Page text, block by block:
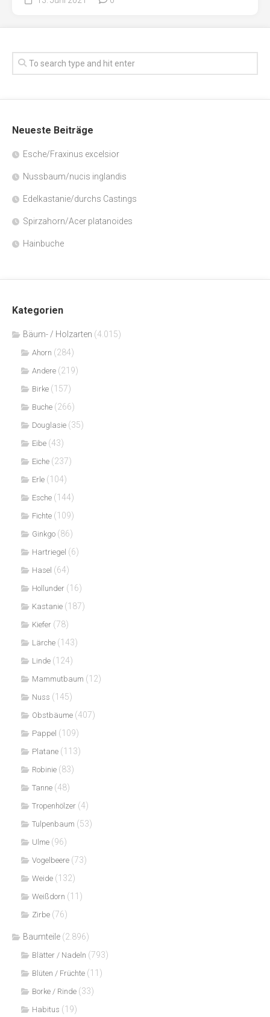
Neueste Beiträge
Esche/Fraxinus excelsior
Nussbaum/nucis inglandis
Edelkastanie/durchs Castings
Spirzahorn/Acer platanoides
Hainbuche
Kategorien
Bäum- / Holzarten (4.015)
Ahorn (284)
Andere (219)
Birke (157)
Buche (266)
Douglasie (35)
Eibe (43)
Eiche (237)
Erle (104)
Esche (144)
Fichte (109)
Ginkgo (86)
Hartriegel (6)
Hasel (64)
Hollunder (16)
Kastanie (187)
Kiefer (78)
Lärche (143)
Linde (124)
Mammutbaum (12)
Nuss (145)
Obstbäume (407)
Pappel (109)
Platane (113)
Robinie (83)
Tanne (48)
Tropenhölzer (4)
Tulpenbaum (53)
Ulme (96)
Vogelbeere (73)
Weide (132)
Weißdorn (11)
Zirbe (76)
Baumteile (2.896)
Blätter / Nadeln (793)
Blüten / Früchte (11)
Borke / Rinde (33)
Habitus (19)